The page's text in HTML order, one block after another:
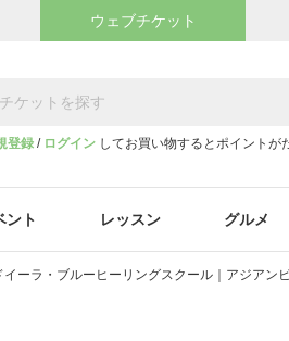
ウェブチケット
登録 / ログイン してお買い物するとポイントが
ント レッスン グルメ
イーラ・ブルーヒーリングスクール｜アジアン